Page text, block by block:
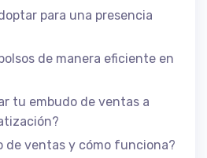
para una presencia
de manera eficiente en
tu embudo de ventas a
de ventas y cómo funciona?